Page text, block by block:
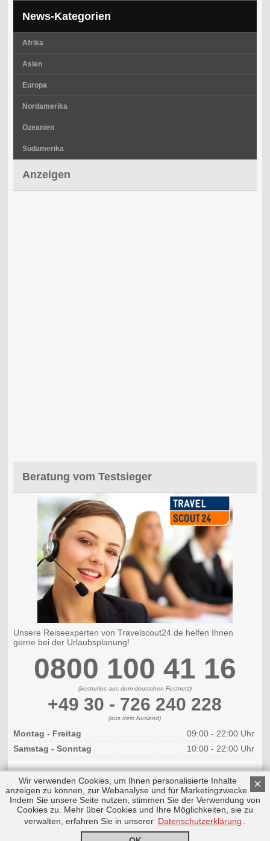
News-Kategorien
Afrika
Asien
Europa
Nordamerika
Ozeanien
Südamerika
Anzeigen
Beratung vom Testsieger
Unsere Reiseexperten von Travelscout24.de helfen Ihnen
gerne bei der Urlaubsplanung!
0800 100 41 16
(kostenlos aus dem deutschen Festnetz)
+49 30 - 726 240 228
(aus dem Ausland)
Montag - Freitag
09:00 - 22:00 Uhr
Samstag - Sonntag
10:00 - 22:00 Uhr
Copyright © 2026 by Triplemind GmbH
Impressum|Datenschutz
Nach oben
×
Wir verwenden Cookies, um Ihnen personalisierte Inhalte
anzeigen zu können, zur Webanalyse und für Marketingzwecke.
Indem Sie unsere Seite nutzen, stimmen Sie der Verwendung von
Cookies zu. Mehr über Cookies und Ihre Möglichkeiten, sie zu
verwalten, erfahren Sie in unserer Datenschutzerklärung